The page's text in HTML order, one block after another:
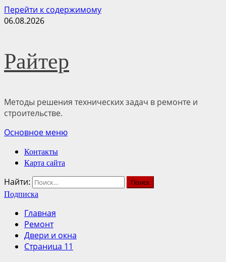
Перейти к содержимому
06.08.2026
Райтер
Методы решения технических задач в ремонте и
строительстве.
Основное меню
Контакты
Карта сайта
Найти:
Подписка
Главная
Ремонт
Двери и окна
Страница 11